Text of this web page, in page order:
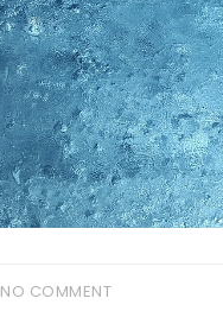
NO COMMENT